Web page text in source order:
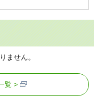
ません。
覧